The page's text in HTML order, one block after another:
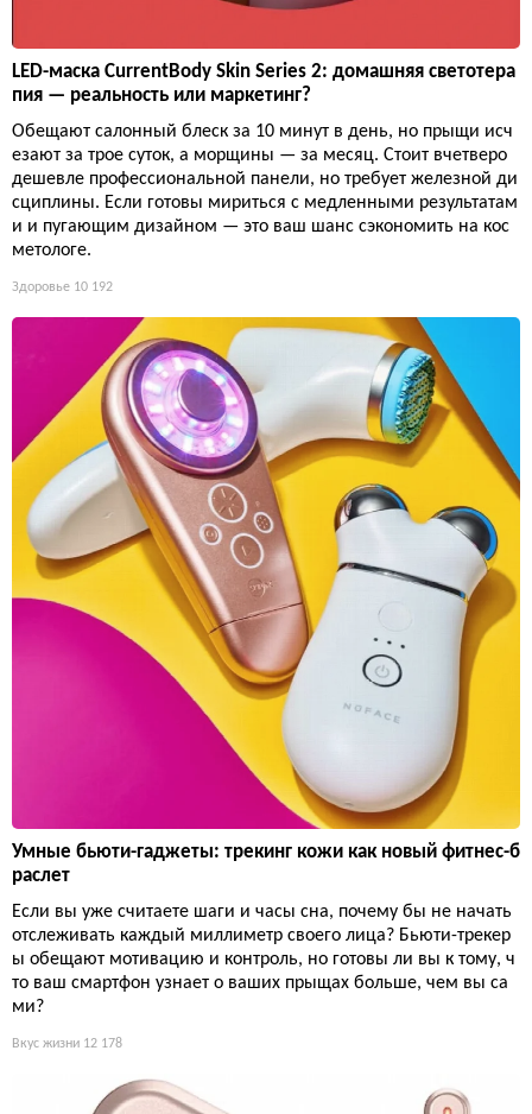
LED-маска CurrentBody Skin Series 2: домашняя светотера
пия — реальность или маркетинг?
Обещают салонный блеск за 10 минут в день, но прыщи исч
езают за трое суток, а морщины — за месяц. Стоит вчетверо
дешевле профессиональной панели, но требует железной ди
сциплины. Если готовы мириться с медленными результатам
и и пугающим дизайном — это ваш шанс сэкономить на кос
метологе.
Здоровье 10 192
Умные бьюти-гаджеты: трекинг кожи как новый фитнес-б
раслет
Если вы уже считаете шаги и часы сна, почему бы не начать
отслеживать каждый миллиметр своего лица? Бьюти-трекер
ы обещают мотивацию и контроль, но готовы ли вы к тому, ч
то ваш смартфон узнает о ваших прыщах больше, чем вы са
ми?
Вкус жизни 12 178